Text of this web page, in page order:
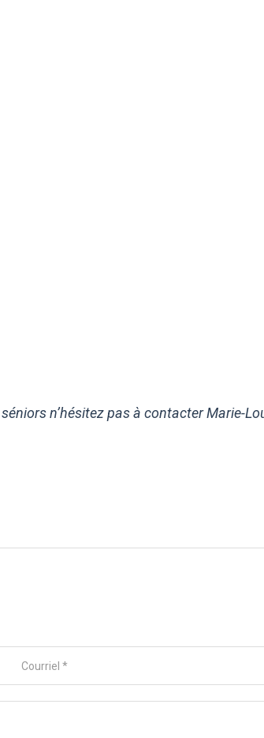
n’hésitez pas à contacter Marie-